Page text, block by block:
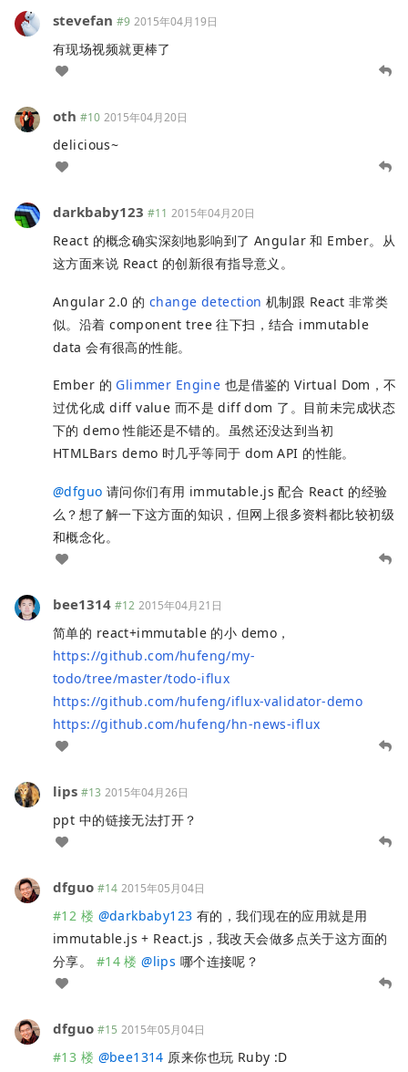
stevefan #9 2015年04月19日
有现场视频就更棒了
oth #10 2015年04月20日
delicious~
darkbaby123 #11 2015年04月20日
React 的概念确实深刻地影响到了 Angular 和 Ember。从
这方面来说 React 的创新很有指导意义。
Angular 2.0 的 change detection 机制跟 React 非常类
似。沿着 component tree 往下扫，结合 immutable
data 会有很高的性能。
Ember 的 Glimmer Engine 也是借鉴的 Virtual Dom，不
过优化成 diff value 而不是 diff dom 了。目前未完成状态
下的 demo 性能还是不错的。虽然还没达到当初
HTMLBars demo 时几乎等同于 dom API 的性能。
@dfguo 请问你们有用 immutable.js 配合 React 的经验
么？想了解一下这方面的知识，但网上很多资料都比较初级
和概念化。
bee1314 #12 2015年04月21日
简单的 react+immutable 的小 demo，
https://github.com/hufeng/my-
todo/tree/master/todo-iflux
https://github.com/hufeng/iflux-validator-demo
https://github.com/hufeng/hn-news-iflux
lips #13 2015年04月26日
ppt 中的链接无法打开？
dfguo #14 2015年05月04日
#12 楼 @darkbaby123 有的，我们现在的应用就是用
immutable.js + React.js，我改天会做多点关于这方面的
分享。 #14 楼 @lips 哪个连接呢？
dfguo #15 2015年05月04日
#13 楼 @bee1314 原来你也玩 Ruby :D